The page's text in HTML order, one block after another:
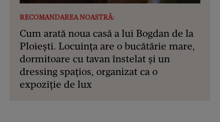
RECOMANDAREA NOASTRĂ:
Cum arată noua casă a lui Bogdan de la
Ploiești. Locuința are o bucătărie mare,
dormitoare cu tavan înstelat și un
dressing spațios, organizat ca o
expoziție de lux